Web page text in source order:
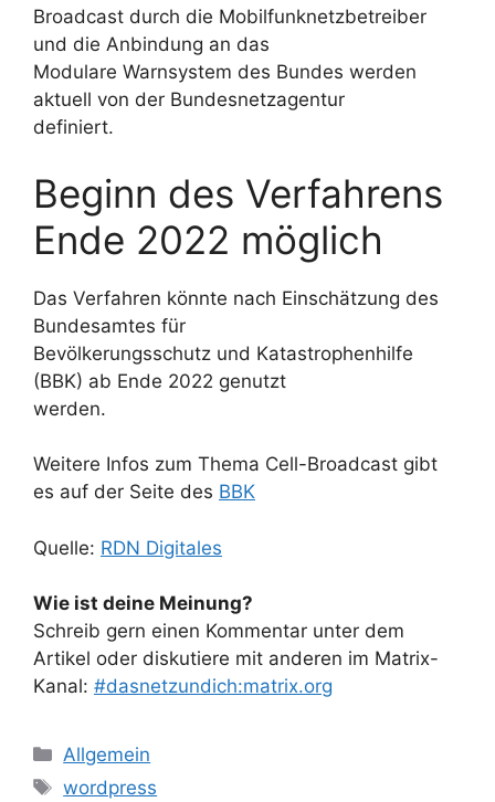
Broadcast durch die Mobilfunknetzbetreiber
und die Anbindung an das
Modulare Warnsystem des Bundes werden
aktuell von der Bundesnetzagentur
definiert.
Beginn des Verfahrens
Ende 2022 möglich
Das Verfahren könnte nach Einschätzung des
Bundesamtes für
Bevölkerungsschutz und Katastrophenhilfe
(BBK) ab Ende 2022 genutzt
werden.
Weitere Infos zum Thema Cell-Broadcast gibt
es auf der Seite des BBK
Quelle: RDN Digitales
Wie ist deine Meinung?
Schreib gern einen Kommentar unter dem
Artikel oder diskutiere mit anderen im Matrix-
Kanal: #dasnetzundich:matrix.org
Kategorien
Allgemein
Schlagwörter
wordpress